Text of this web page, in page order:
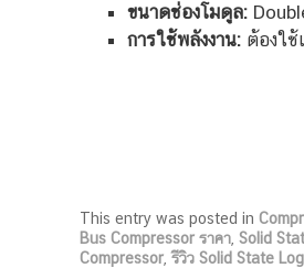
ขนาดช่องโมดูล:
การใช้พลังงาน:ต้องใช้
This entry was posted in
Bus Compressor ราคา Solid
Compressor ,รีวิว Solid State